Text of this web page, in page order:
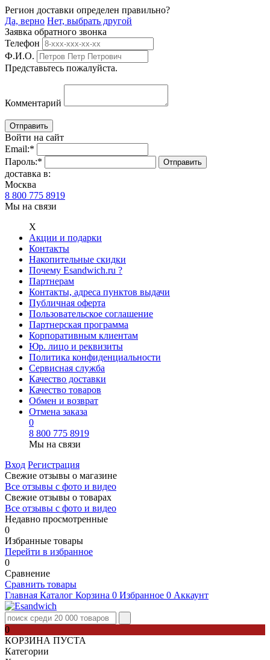
Регион доставки определен правильно?
Да, верно Нет, выбрать другой
Заявка обратного звонка
Телефон
Ф.И.О.
Представьтесь пожалуйста.
Комментарий
Войти на сайт
Email:*
Пароль:*
доставка в:
Москва
8 800 775 8919
Мы на связи
Х
Акции и подарки
Контакты
Накопительные скидки
Почему Esandwich.ru ?
Партнерам
Контакты, адреса пунктов выдачи
Публичная оферта
Пользовательское соглашение
Партнерская программа
Корпоративным клиентам
Юр. лицо и реквизиты
Политика конфиденциальности
Сервисная служба
Качество доставки
Качество товаров
Обмен и возврат
Отмена заказа
0
8 800 775 8919
Мы на связи
Вход Регистрация
Свежие отзывы о магазине
Все отзывы с фото и видео
Свежие отзывы о товарах
Все отзывы c фото и видео
Недавно просмотренные
0
Избранные товары
Перейти в избранное
0
Сравнение
Сравнить товары
Главная Каталог Корзина 0 Избранное 0 Аккаунт
0
КОРЗИНА ПУСТА
Категории